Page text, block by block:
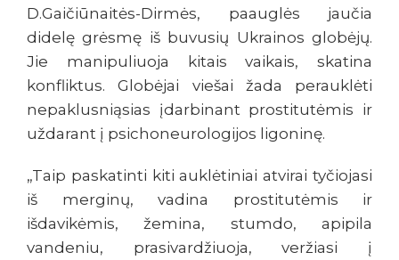
D.Gaičiūnaitės-Dirmės, paauglės jaučia
didelę grėsmę iš buvusių Ukrainos globėjų.
Jie manipuliuoja kitais vaikais, skatina
konfliktus. Globėjai viešai žada perauklėti
nepaklusniąsias įdarbinant prostitutėmis ir
uždarant į psichoneurologijos ligoninę.
„Taip paskatinti kiti auklėtiniai atvirai tyčiojasi
iš merginų, vadina prostitutėmis ir
išdavikėmis, žemina, stumdo, apipila
vandeniu, prasivardžiuoja, veržiasi į